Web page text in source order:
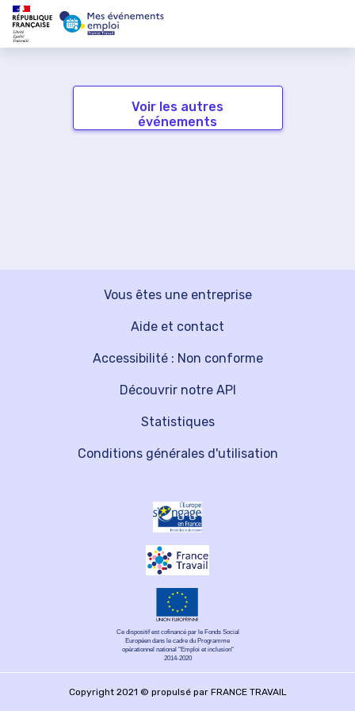
Voir les autres
événements
Vous êtes une entreprise
Découvrir notre API
Aide et contact
Statistiques
Accessibilité : Non conforme
Conditions générales d'utilisation
Ce dispositif est cofinancé par le Fonds Social
Européen dans le cadre du Programme
opérationnel national "Emploi et inclusion"
2014-2020
Copyright 2021 © propulsé par FRANCE TRAVAIL